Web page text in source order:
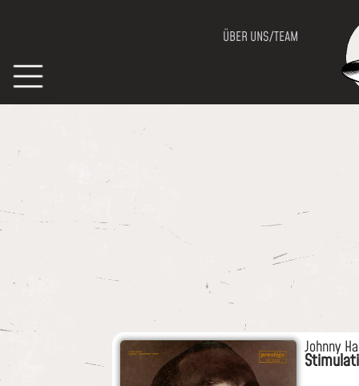
ÜBER UNS/TEAM
Johnny